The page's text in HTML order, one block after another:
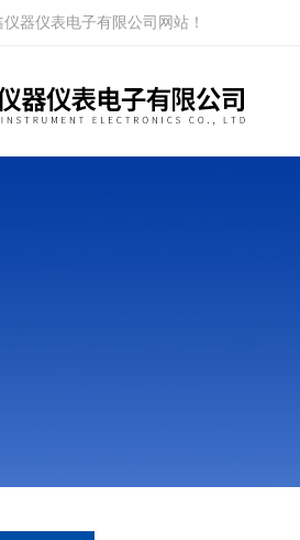
器仪表电子有限公司网站！